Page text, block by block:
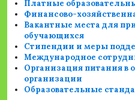
Платные
Финансово-
Вакантные места для
обучающихся
Стипендии и меры
Международное
Организация питания в
организации
Образовательные